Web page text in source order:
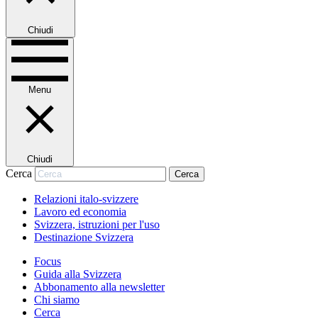
Chiudi
Menu
Chiudi
Cerca Cerca
Relazioni italo-svizzere
Lavoro ed economia
Svizzera, istruzioni per l'uso
Destinazione Svizzera
Focus
Guida alla Svizzera
Abbonamento alla newsletter
Chi siamo
Cerca